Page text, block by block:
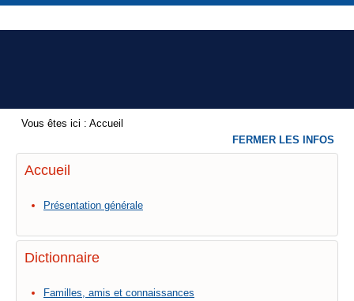
Vous êtes ici : Accueil
Accueil
Présentation générale
Dictionnaire
Familles, amis et connaissances
FERMER LES INFOS